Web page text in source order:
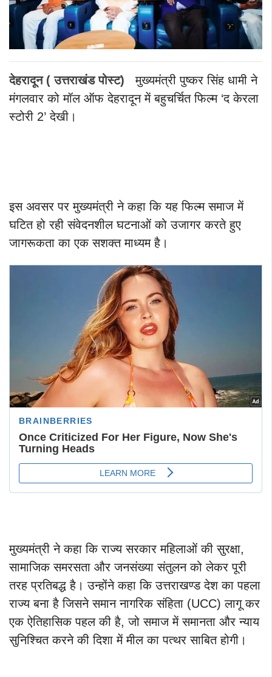
देहरादून ( उत्तराखंड पोस्ट)
मुख्यमंत्री पुष्कर सिंह धामी ने
मंगलवार को मॉल ऑफ देहरादून में बहुचर्चित फिल्म ‘द केरला
स्टोरी 2’ देखी।
इस अवसर पर मुख्यमंत्री ने कहा कि यह फिल्म समाज में
घटित हो रही संवेदनशील घटनाओं को उजागर करते हुए
जागरूकता का एक सशक्त माध्यम है।
मुख्यमंत्री ने कहा कि राज्य सरकार महिलाओं की सुरक्षा,
सामाजिक समरसता और जनसंख्या संतुलन को लेकर पूरी
तरह प्रतिबद्ध है। उन्होंने कहा कि उत्तराखण्ड देश का पहला
राज्य बना है जिसने समान नागरिक संहिता (UCC) लागू कर
एक ऐतिहासिक पहल की है, जो समाज में समानता और न्याय
सुनिश्चित करने की दिशा में मील का पत्थर साबित होगी।